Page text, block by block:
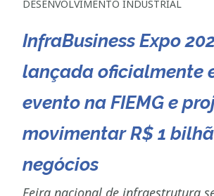
DESENVOLVIMENTO INDUSTRIAL
InfraBusiness Expo
lançada oficialmente
evento na FIEMG e
movimentar R$ 1
negócios
Feira nacional de infraestrutura